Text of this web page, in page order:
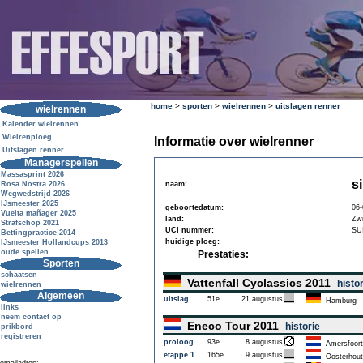
wielrennen
Kalender wielrennen
Wielrenploeg
Uitslagen renner
Managerspellen
Massasprint 2026
Rosa Nostra 2026
Wegwedstrijd 2026
IJsmeester 2025
Vuelta mañager 2025
Strafschop 2021
Bettingpractice 2014
IJsmeester Hollandcups 2013
oude spellen
Sporten
schaatsen
wielrennen
Algemeen
links
neem contact op
prikbord
registreren
home > sporten > wielrennen > uitslagen renner
Informatie over wielrenner
naam:
geboortedatum:
land:
UCI nummer:
huidige ploeg:
Prestaties:
Vattenfall Cyclassics 2011
uitslag 51e 21 augustus Hamburg
Eneco Tour 2011 historie
proloog 93e 8 augustus
Amersfoort
etappe 1
165e 9 augustus
Oosterhout